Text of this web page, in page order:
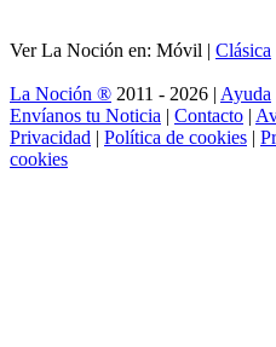
Ver La Noción en: Móvil | Clásica
La Noción ® 2011 - 2026 | Ayuda
Envíanos tu Noticia | Contacto |
Privacidad | Política de cookies |
cookies